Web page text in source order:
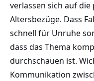
verlassen sich auf
Altersbezüge. Dass
schnell für Unruhe
dass das Thema
durchschauen ist.
Kommunikation